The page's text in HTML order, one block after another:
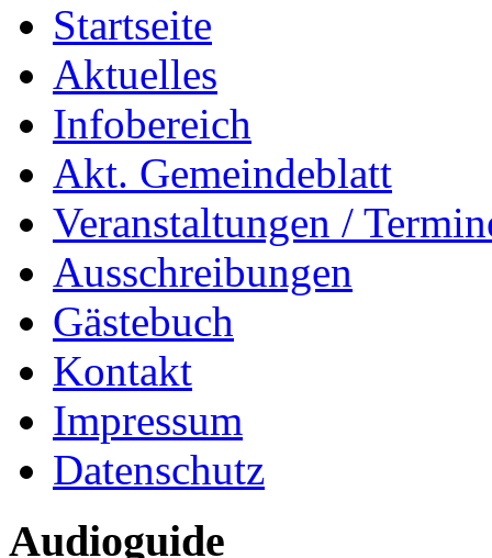
Startseite
Aktuelles
Infobereich
Akt. Gemeindeblatt
Veranstaltungen /
Ausschreibungen
Gästebuch
Kontakt
Impressum
Datenschutz
Audioguide